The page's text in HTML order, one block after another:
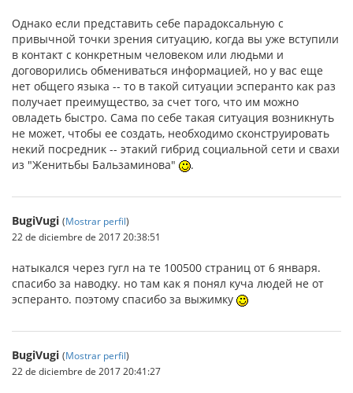
Однако если представить себе парадоксальную с
привычной точки зрения ситуацию, когда вы уже вступили
в контакт с конкретным человеком или людьми и
договорились обмениваться информацией, но у вас еще
нет общего языка -- то в такой ситуации эсперанто как раз
получает преимущество, за счет того, что им можно
овладеть быстро. Сама по себе такая ситуация возникнуть
не может, чтобы ее создать, необходимо сконструировать
некий посредник -- этакий гибрид социальной сети и свахи
из "Женитьбы Бальзаминова"
.
BugiVugi (Mostrar perfil)
22 de diciembre de 2017 20:38:51
натыкался через гугл на те 100500 страниц от 6 января.
спасибо за наводку. но там как я понял куча людей не от
эсперанто. поэтому спасибо за выжимку
BugiVugi (Mostrar perfil)
22 de diciembre de 2017 20:41:27